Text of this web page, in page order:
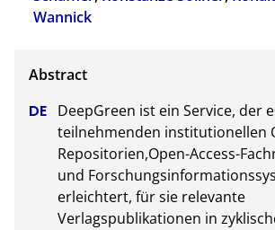
Wannick
DeepGreen ist ein Service, der
teilnehmenden institutionellen
Repositorien,Open-Access-
und
erleichtert, für sie relevante
Verlagspublikationen in